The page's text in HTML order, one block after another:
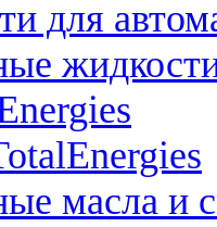
для
масла и